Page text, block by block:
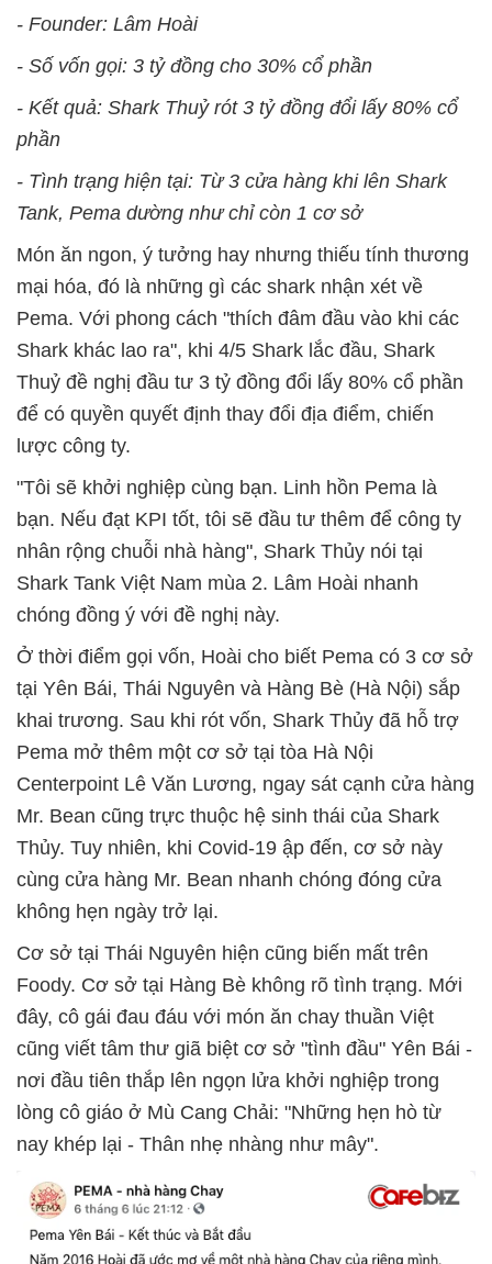
- Founder: Lâm Hoài
- Số vốn gọi: 3 tỷ đồng cho 30% cổ phần
- Kết quả: Shark Thuỷ rót 3 tỷ đồng đổi lấy 80% cổ
phần
- Tình trạng hiện tại: Từ 3 cửa hàng khi lên Shark
Tank, Pema dường như chỉ còn 1 cơ sở
Món ăn ngon, ý tưởng hay nhưng thiếu tính thương
mại hóa, đó là những gì các shark nhận xét về
Pema. Với phong cách "thích đâm đầu vào khi các
Shark khác lao ra", khi 4/5 Shark lắc đầu, Shark
Thuỷ đề nghị đầu tư 3 tỷ đồng đổi lấy 80% cổ phần
để có quyền quyết định thay đổi địa điểm, chiến
lược công ty.
"Tôi sẽ khởi nghiệp cùng bạn. Linh hồn Pema là
bạn. Nếu đạt KPI tốt, tôi sẽ đầu tư thêm để công ty
nhân rộng chuỗi nhà hàng", Shark Thủy nói tại
Shark Tank Việt Nam mùa 2. Lâm Hoài nhanh
chóng đồng ý với đề nghị này.
Ở thời điểm gọi vốn, Hoài cho biết Pema có 3 cơ sở
tại Yên Bái, Thái Nguyên và Hàng Bè (Hà Nội) sắp
khai trương. Sau khi rót vốn, Shark Thủy đã hỗ trợ
Pema mở thêm một cơ sở tại tòa Hà Nội
Centerpoint Lê Văn Lương, ngay sát cạnh cửa hàng
Mr. Bean cũng trực thuộc hệ sinh thái của Shark
Thủy. Tuy nhiên, khi Covid-19 ập đến, cơ sở này
cùng cửa hàng Mr. Bean nhanh chóng đóng cửa
không hẹn ngày trở lại.
Cơ sở tại Thái Nguyên hiện cũng biến mất trên
Foody. Cơ sở tại Hàng Bè không rõ tình trạng. Mới
đây, cô gái đau đáu với món ăn chay thuần Việt
cũng viết tâm thư giã biệt cơ sở "tình đầu" Yên Bái -
nơi đầu tiên thắp lên ngọn lửa khởi nghiệp trong
lòng cô giáo ở Mù Cang Chải: "Những hẹn hò từ
nay khép lại - Thân nhẹ nhàng như mây".